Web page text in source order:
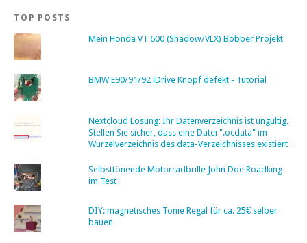
TOP POSTS
Mein Honda VT 600 (Shadow/VLX) Bobber Projekt
BMW E90/91/92 iDrive Knopf defekt - Tutorial
Nextcloud Lösung: Ihr Datenverzeichnis ist ungültig.
Stellen Sie sicher, dass eine Datei ".ocdata" im
Wurzelverzeichnis des data-Verzeichnisses existiert
Selbsttönende Motorradbrille John Doe Roadking
im Test
DIY: magnetisches Tonie Regal für ca. 25€ selber
bauen